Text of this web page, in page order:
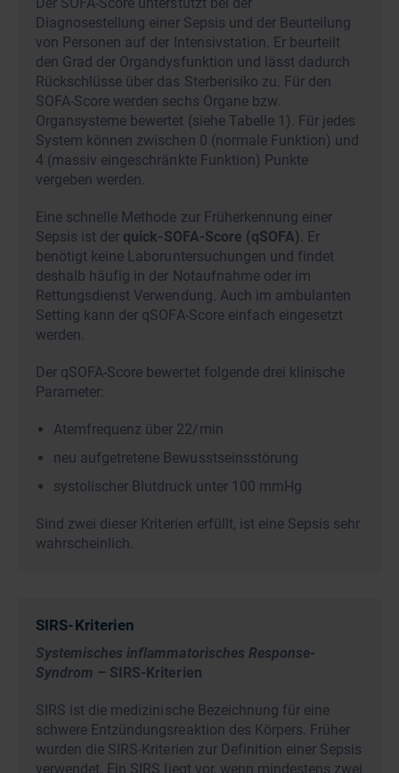
Diagnosestellung einer Sepsis und der Beurteilung
von Personen auf der Intensivstation. Er beurteilt
den Grad der Organdysfunktion und lässt dadurch
Rückschlüsse über das Sterberisiko zu. Für den
SOFA-Score werden sechs Organe bzw.
Organsysteme bewertet (siehe Tabelle 1). Für jedes
System können zwischen 0 (normale Funktion) und
4 (massiv eingeschränkte Funktion) Punkte
vergeben werden.
Eine schnelle Methode zur Früherkennung einer
Sepsis ist der quick-SOFA-Score (qSOFA) . Er
benötigt keine Laboruntersuchungen und findet
deshalb häufig in der Notaufnahme oder im
Rettungsdienst Verwendung. Auch im ambulanten
Setting kann der qSOFA-Score einfach eingesetzt
werden.
Der qSOFA-Score bewertet folgende drei klinische
Parameter:
Atemfrequenz über 22/min
neu aufgetretene Bewusstseinsstörung
systolischer Blutdruck unter 100 mmHg
Sind zwei dieser Kriterien erfüllt, ist eine Sepsis sehr
wahrscheinlich.
SIRS-Kriterien
Systemisches inflammatorisches Response-
Syndrom – SIRS-Kriterien
SIRS ist die medizinische Bezeichnung für eine
schwere Entzündungsreaktion des Körpers. Früher
wurden die SIRS-Kriterien zur Definition einer Sepsis
verwendet. Ein SIRS liegt vor, wenn mindestens zwei